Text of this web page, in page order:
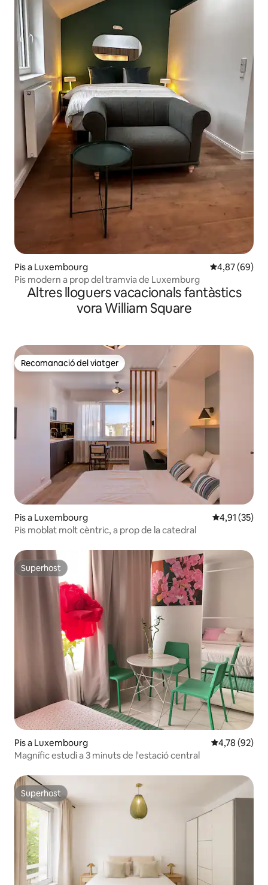
Pis a Luxembourg 4,87 de
4,87 (69)
Pis modern a prop del tramvia de Luxemburg
Altres lloguers vacacionals fantàstics
vora William Square
Recomanació del viatger
Recomanació del viatger
Pis a Luxembourg 4,91 de
4,91 (35)
Pis moblat molt cèntric, a prop de la catedral
Superhost
Superhost
Pis a Luxembourg 4,78 de
4,78 (92)
Magnífic estudi a 3 minuts de l'estació central
Superhost
Superhost